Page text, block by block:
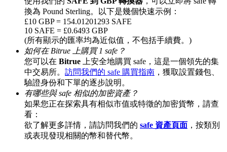
邀請朋友獲得現金獎勵
BTC 專享獎勵
BTC 專享獎勵
換為 Pound Sterling。以下是幾個快速示例：
£10 GBP = 154.01201293 SAFE
10 SAFE = £0.6493 GBP
(所有顯示的匯率均為近似值，不包括手續費。)
如何在 Bitrue 上購買 1 safe？
您可以在 Bitrue 上安全地購買 safe，這是一個領先的集
中交易所。 訪問我們的 safe 購買指南 ，獲取設置錢包、
驗證身份和下單的逐步說明。
有哪些與 safe 相似的加密資產？
如果您正在探索具有相似市值或特徵的加密貨幣，請查
看：
欲了解更多詳情，請訪問我們的 safe 資產頁面 ，按類別
或表現發現相關的幣和替代幣。